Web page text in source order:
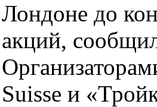
Лондоне до
акций,
Suisse и